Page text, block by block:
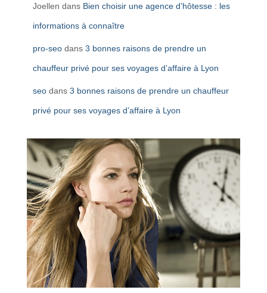
Joellen dans Bien choisir une agence d’hôtesse : les
informations à connaître
pro-seo dans 3 bonnes raisons de prendre un
chauffeur privé pour ses voyages d’affaire à Lyon
seo dans 3 bonnes raisons de prendre un chauffeur
privé pour ses voyages d’affaire à Lyon